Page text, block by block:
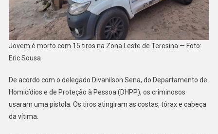
Jovem é morto com 15 tiros na Zona Leste de Teresina — Foto:
Eric Sousa
De acordo com o delegado Divanilson Sena, do Departamento de
Homicídios e de Proteção à Pessoa (DHPP), os criminosos
usaram uma pistola. Os tiros atingiram as costas, tórax e cabeça
da vítima.